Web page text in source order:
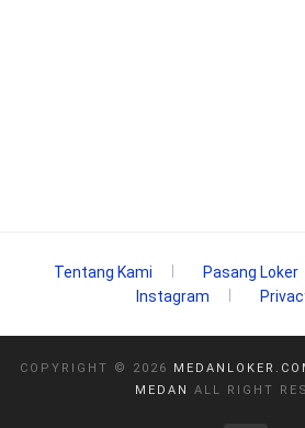
Tentang Kami Pasang Loker
Instagram
COPYRIGHT © 2026
MEDAN
ALL RIGHT